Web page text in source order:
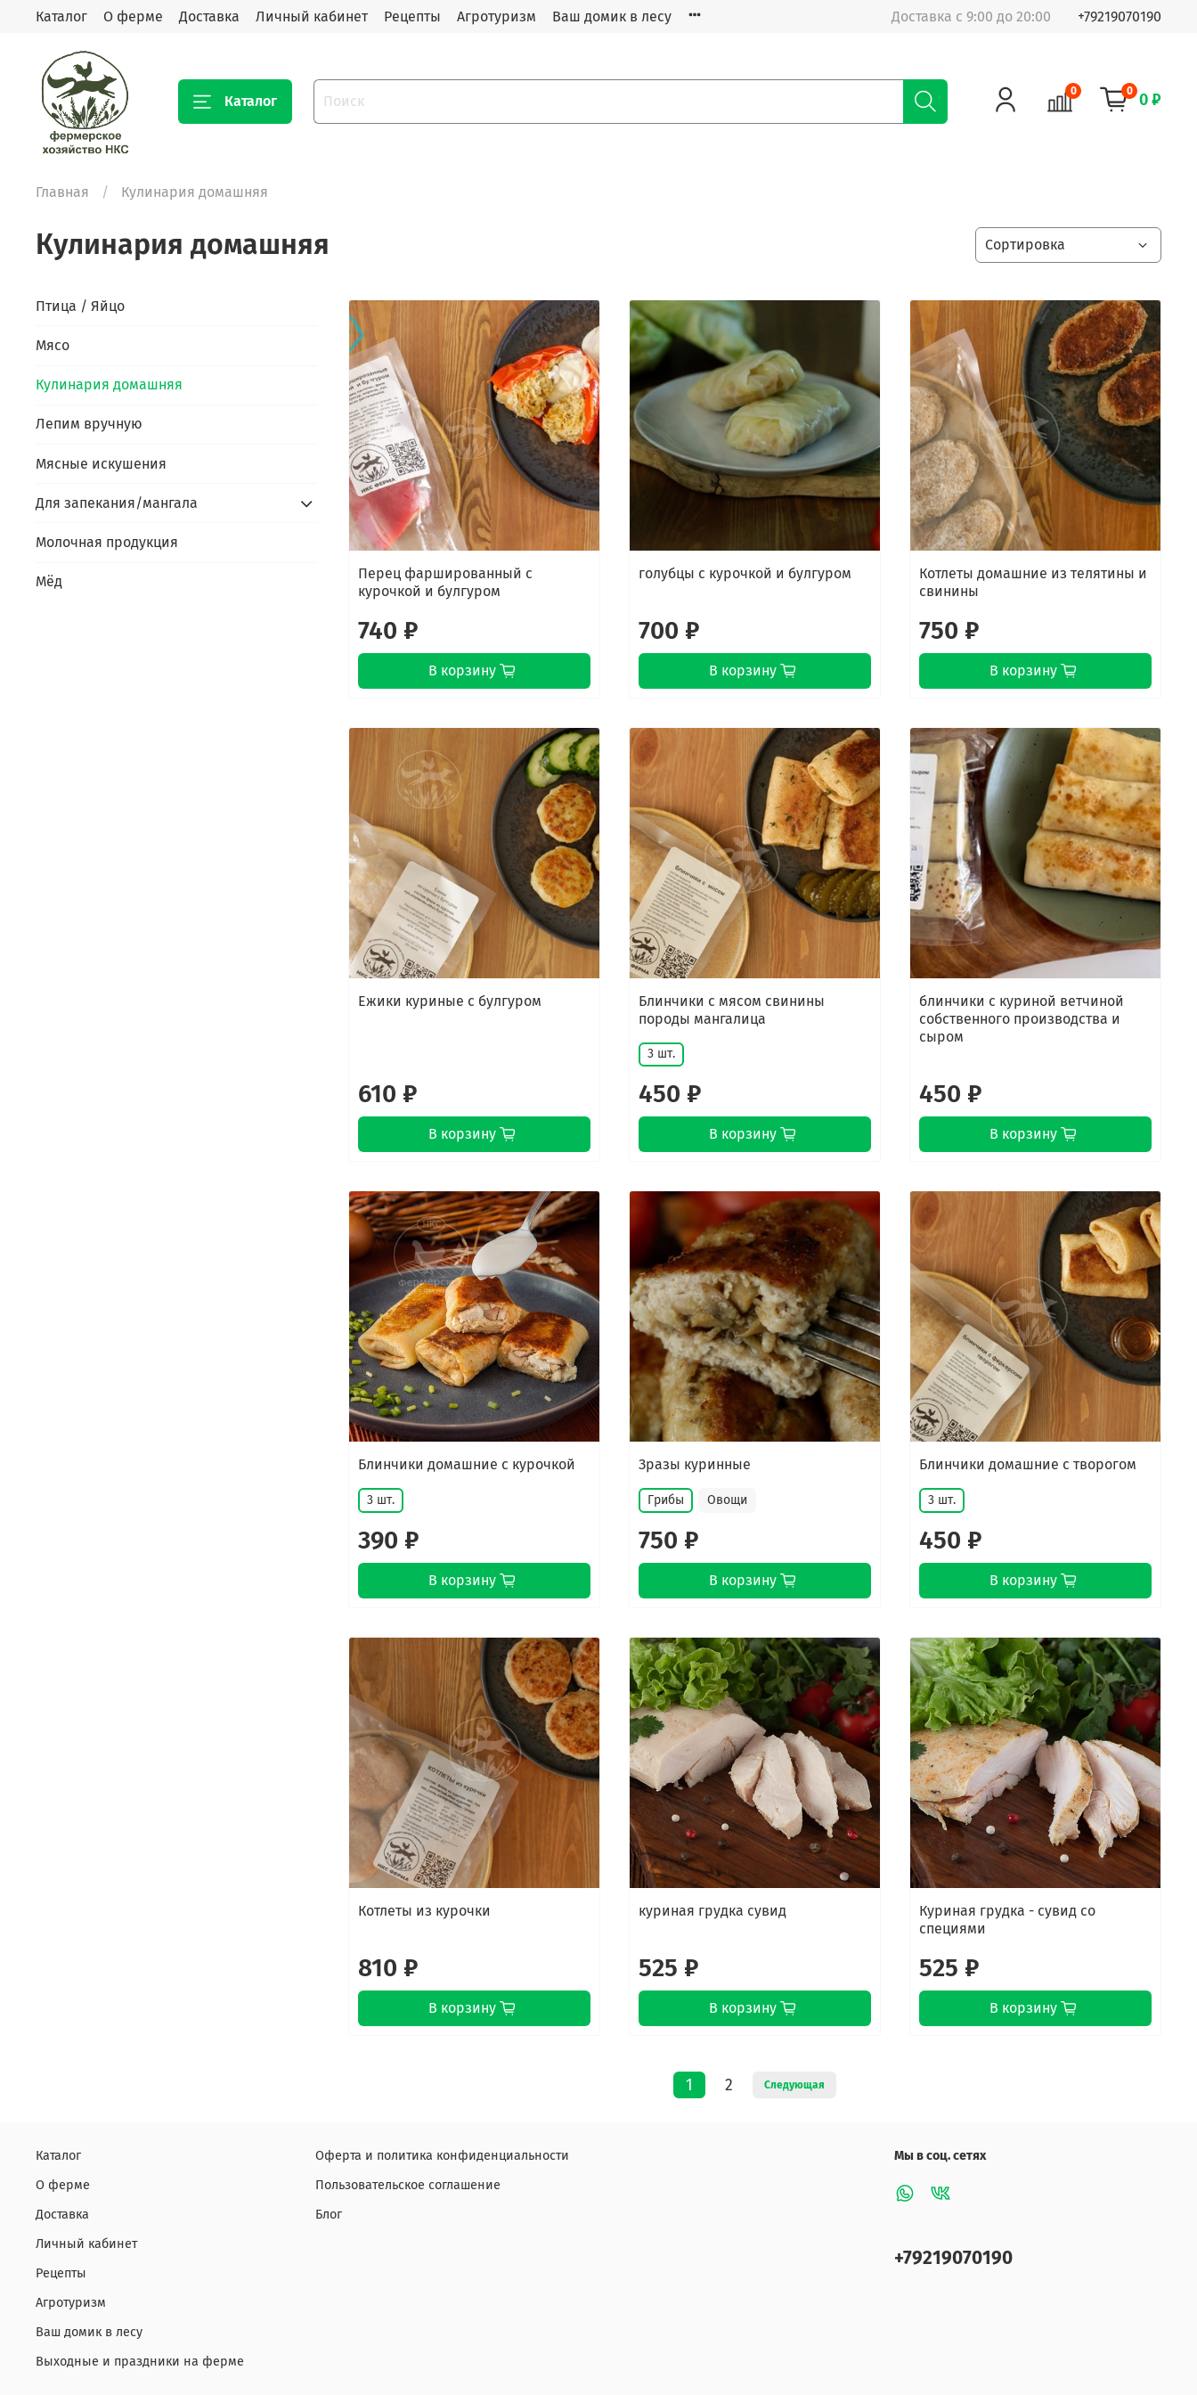
Каталог О ферме Доставка Личный кабинет Рецепты Агротуризм Ваш домик в лесу Доставка с 9:00 до 20:00 +79219070190
Каталог
0 0 0 ₽
Главная Кулинария домашняя
Кулинария домашняя
Перец фаршированный с
курочкой и булгуром
740 ₽
В корзину
голубцы с курочкой и булгуром
700 ₽
В корзину
Котлеты домашние из телятины и
свинины
750 ₽
В корзину
Ежики куриные с булгуром
610 ₽
В корзину
Блинчики с мясом свинины
породы мангалица
3 шт.
450 ₽
В корзину
блинчики с куриной ветчиной
собственного производства и
сыром
450 ₽
В корзину
Блинчики домашние с курочкой
3 шт.
390 ₽
В корзину
Зразы куринные
Грибы Овощи
750 ₽
В корзину
Блинчики домашние с творогом
3 шт.
450 ₽
В корзину
Котлеты из курочки
810 ₽
В корзину
куриная грудка сувид
525 ₽
В корзину
Куриная грудка - сувид со
специями
525 ₽
В корзину
1 2 Следующая
Птица / Яйцо
Мясо
Кулинария домашняя
Лепим вручную
Мясные искушения
Для запекания/мангала
Молочная продукция
Мёд
Каталог
О ферме
Доставка
Личный кабинет
Рецепты
Агротуризм
Ваш домик в лесу
Выходные и праздники на ферме
Оферта и политика конфиденциальности
Пользовательское соглашение
Блог
Мы в соц. сетях
+79219070190